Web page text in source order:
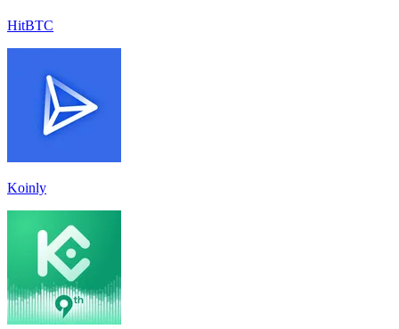
HitBTC
Koinly